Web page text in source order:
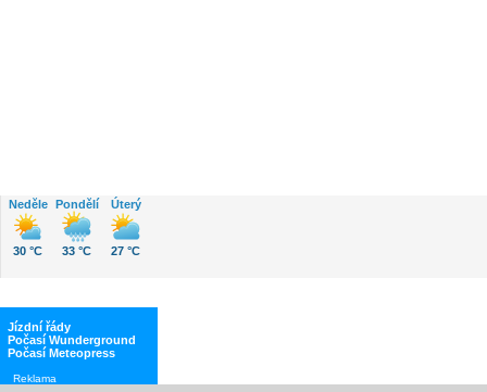
Neděle
30 °C
Pondělí
33 °C
Úterý
27 °C
Jízdní řády
Počasí Wunderground
Počasí Meteopress
Reklama